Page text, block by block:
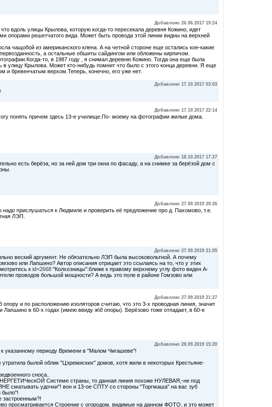
Добавлено 26.06.2017 19:24
вдоль улицы Крылова, которую когда-то пересекала деревня Кожино, идет
опорами решетчатого вида. Может быть провода этой линии видны на верхней
чащобой из американского клена. А на четной стороне еще остались кое-какие
а остальные обшиты сайдингом или обложены кирпичом.
то, в 1987 году , я снимал деревню Кожино. Тогда она еще была
в улицу Крылова. Может кто-нибудь помнит что было с этого конца деревни. Я еще
и бревенчатым верхом.Теперь, конечно, его уже нет.
Добавлено 17.10.2017 03:03
Добавлено 17.10.2017 22:14
понять причем здесь 13-е училище.По- моему на фотографии жилые дома.
Добавлено 18.10.2017 17:27
есть берёза, но за ней дом три окна по фасаду, а на снимке за берёзой дом с
Добавлено 27.09.2019 20:26
надо прислушаться к Людмиле и проверить её предложение про д. Пахомово, т.е.
ЛЭП.
Добавлено 27.09.2019 21:05
веский аргумент. Не обязательно ЛЭП была высоковольтной. А почему
или Лапшино? Автор описания отрицает это ссылаясь на то, что у этих
к id=2668 "Колхозницы":ближе к правому верхнему углу фото виден А-
проводов большой мощности? А ведь это поле в районе Гомзово или
Добавлено 27.09.2019 21:27
и по расположению изоляторов считаю, что это 3-х проводная линия, значит
Лапшино в 60-х годах (имею ввиду ж\б опоры). Берёзово тоже отпадает, в 60-е
Добавлено 28.09.2019 15:20
указанному периоду Времени в "Малом Чигашеве"!
былой облик "Цэремиских" домов, хотя жили в некоторых Крестьяне-
сноса..
Системе страны, то данная линия похоже НУЛЕВАЯ,-не под
сматывать удочки"! вон и 13-ое СПТУ со стороны "Торгмаша" на вас зуб
было"!
застроенным?!
просматривается Строение с огородом, видимые на данном ФОТО, и это может